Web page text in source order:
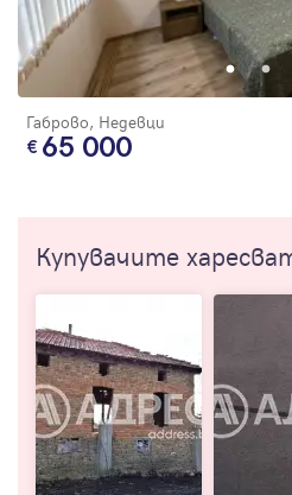
Габрово, Недевци
65 000
Купувачите